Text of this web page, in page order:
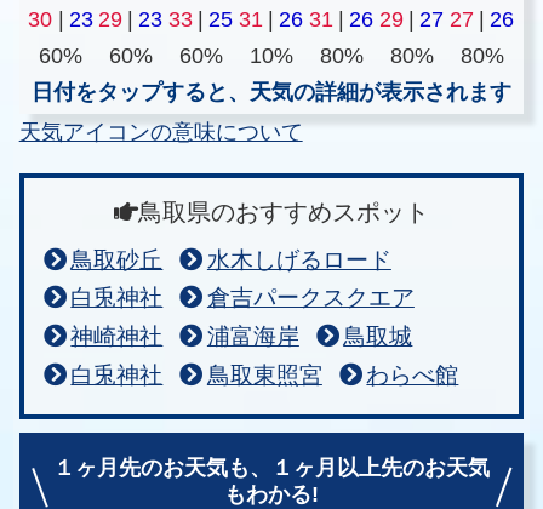
30 | 23 29 | 23 33 | 25 31 | 26 31 | 26 29 | 27 27 | 26
60%
60% 60% 10% 80% 80%
80%
日付をタップすると、天気の詳細が表示されます
天気アイコンの意味について
鳥取県のおすすめスポット
鳥取砂丘
水木しげるロード
白兎神社
倉吉パークスクエア
神崎神社
浦富海岸
鳥取城
白兎神社
鳥取東照宮 わらべ館
１ヶ月先のお天気も、
１ヶ月以上先のお天気
もわかる!